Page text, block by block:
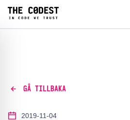
GÅ TILLBAKA
2019-11-04